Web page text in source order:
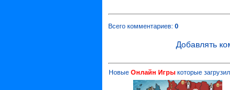
Всего комментариев: 0
Добавлять
Новые Онлайн Игры которые